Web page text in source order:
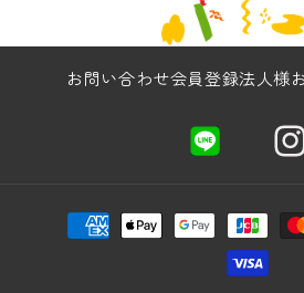
お問い合わせ会員登録法人様
LINE